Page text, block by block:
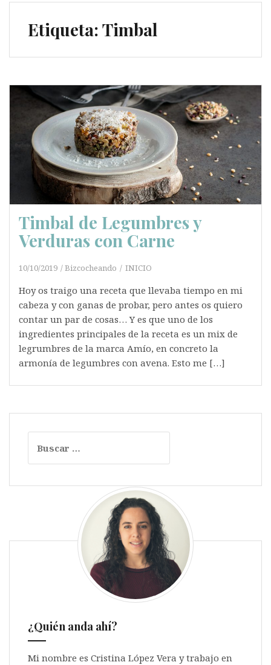
Etiqueta:Timbal
Timbal de Legumbres y
Verduras con Carne
10/10/2019 Bizcocheando INICIO
Hoy os traigo una receta que llevaba tiempo en mi
cabeza y con ganas de probar, pero antes os quiero
contar un par de cosas… Y es que uno de los
ingredientes principales de la receta es un mix de
legrumbres de la marca Amío, en concreto la
armonía de legumbres con avena. Esto me […]
¿Quién anda ahí?
Mi nombre es Cristina López Vera y trabajo en